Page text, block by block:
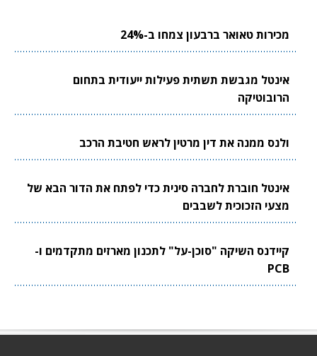
מכירות טאואר ברבעון צמחו ב-24%
אינטל מגבשת תשתית פעילות ייעודית בתחום
הרובוטיקה
ולנס ממנה את דין מרטין לראש חטיבת הרכב
אינטל חוברת לחברה סינית כדי לפתח את הדור הבא של
מצעי הזכוכית לשבבים
קיידנס השיקה "סוכן-על" לתכנון מארזים מתקדמים ו-
PCB